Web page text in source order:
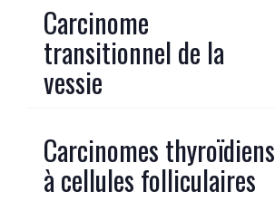
Carcinome
transitionnel de la
vessie
Carcinomes thyroïdiens
à cellules folliculaires